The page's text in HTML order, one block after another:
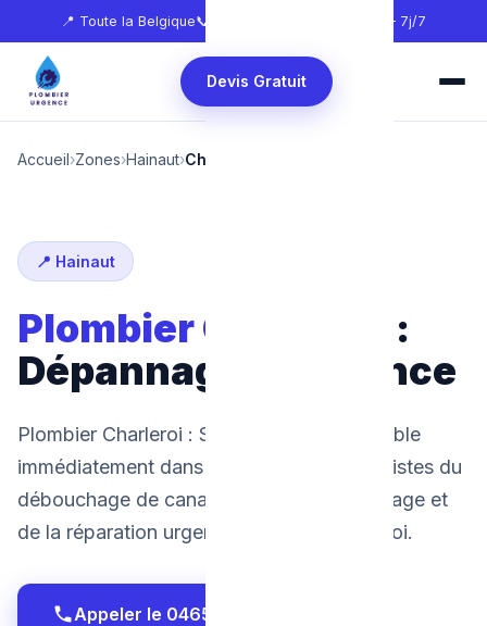
📍 Toute la Belgique📞 🕐 24h/24 — 7j/7
Devis Gratuit
Accueil›Zones›Hainaut›Charleroi
📍 Hainaut
Plombier Charleroi
:
Dépannage d'urgence
Plombier Charleroi : SOS Plombier disponible
immédiatement dans le Pays Noir. Spécialistes du
débouchage de canalisation par hydrocurage et
de la réparation urgente de fuite à Charleroi.
Appeler le 0465 68 51 58